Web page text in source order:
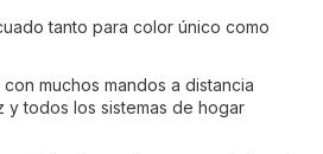
tanto para color único como
muchos mandos a distancia
y todos los sistemas de hogar